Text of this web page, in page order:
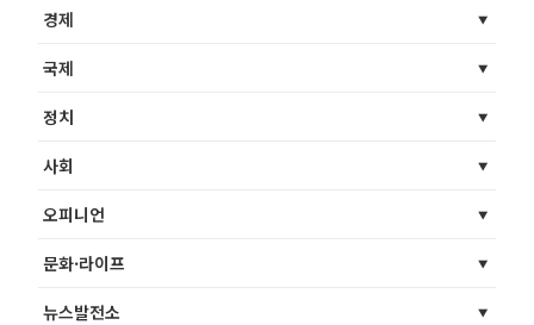
경제
국제
정치
사회
오피니언
문화·라이프
뉴스발전소